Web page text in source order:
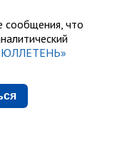
сообщения, что